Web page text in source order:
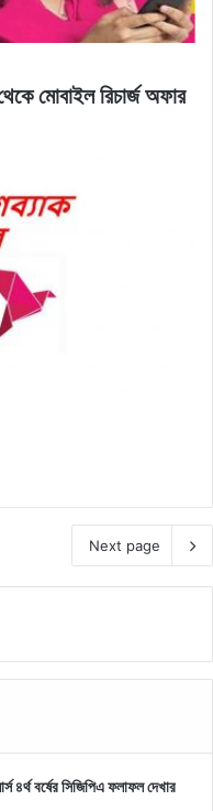
মোবাইল রিচার্জ অফার
Next page
বর্ষের সিজিপিএ ফলাফল দেখার